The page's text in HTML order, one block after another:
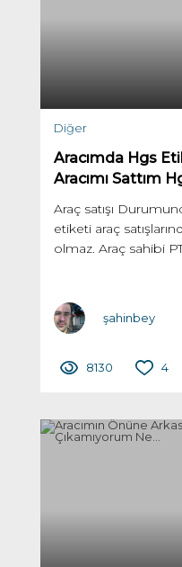
Diğer
Aracımda Hgs
Aracımı Sattım
Araç satışı
etiketi araç
olmaz. Araç sahibi
şahinbey
8130 4